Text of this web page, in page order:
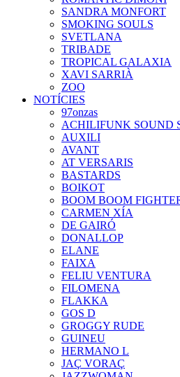
SANDRA MONFORT
SMOKING SOULS
SVETLANA
TRIBADE
TROPICAL GALAXIA
XAVI SARRIÀ
ZOO
NOTÍCIES
97onzas
ACHILIFUNK SOUND
AUXILI
AVANT
AT VERSARIS
BASTARDS
BOIKOT
BOOM BOOM
CARMEN XÍA
DE GAIRÓ
DONALLOP
ELANE
FAIXA
FELIU VENTURA
FILOMENA
FLAKKA
GOS D
GROGGY RUDE
GUINEU
HERMANO L
JAÇ VORAÇ